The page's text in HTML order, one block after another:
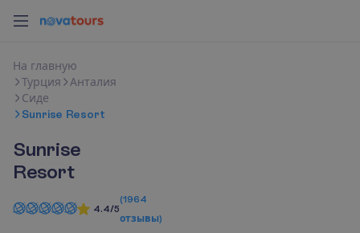
На главную
Турция
Анталия
Сиде
Sunrise Resort
Sunrise
Resort
4.4/5
(1964
отзывы)